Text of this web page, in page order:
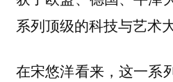
系列顶级的科技与艺术大
在宋悠洋看来，这一系